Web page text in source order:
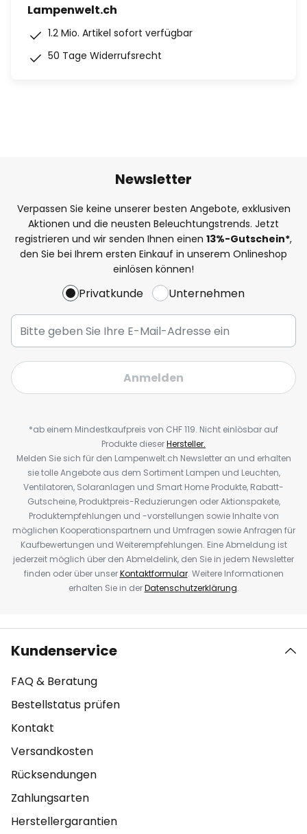
Lampenwelt.ch
1.2 Mio. Artikel sofort verfügbar
50 Tage Widerrufsrecht
Newsletter
Verpassen Sie keine unserer besten Angebote, exklusiven
Aktionen und die neusten Beleuchtungstrends. Jetzt
registrieren und wir senden Ihnen einen 13%-Gutschein*,
den Sie bei Ihrem ersten Einkauf in unserem Onlineshop
einlösen können!
Privatkunde Unternehmen
Anmelden
*ab einem Mindestkaufpreis von CHF 119. Nicht einlösbar auf
Produkte dieserHersteller.
Melden Sie sich für den Lampenwelt.ch Newsletter an und erhalten
sie tolle Angebote aus dem Sortiment Lampen und Leuchten,
Ventilatoren, Solaranlagen und Smart Home Produkte, Rabatt-
Gutscheine, Produktpreis-Reduzierungen oder Aktionspakete,
Produktempfehlungen und -vorstellungen sowie Inhalte von
möglichen Kooperationspartnern und Umfragen sowie Anfragen für
Kaufbewertungen und Weiterempfehlungen. Eine Abmeldung ist
jederzeit möglich über den Abmeldelink, den Sie in jedem Newsletter
finden oder über unserKontaktformular. Weitere Informationen
erhalten Sie in derDatenschutzerklärung.
Kundenservice
FAQ & Beratung
Bestellstatus prüfen
Kontakt
Versandkosten
Rücksendungen
Zahlungsarten
Herstellergarantien